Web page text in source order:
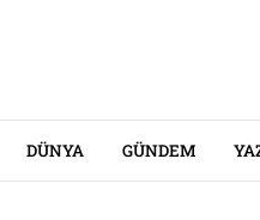
DÜNYA GÜNDEM